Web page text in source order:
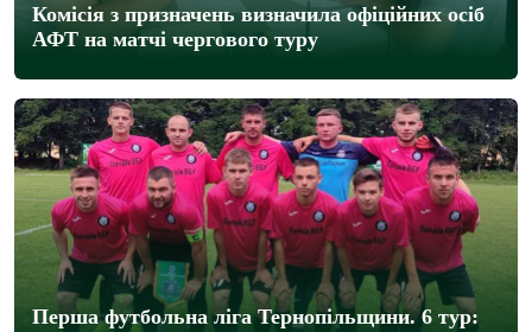
Комісія з призначень визначила офіційних осіб
АФТ на матчі чергового туру
Перша футбольна ліга Тернопільщини. 6 тур: